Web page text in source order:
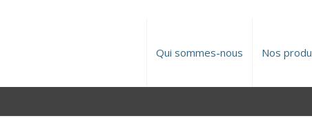
Qui sommes-nous Nos